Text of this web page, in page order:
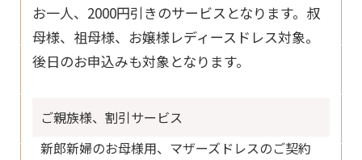
ご親族様、割引サービス
新郎新婦のお母様用、マザーズドレスのご契約